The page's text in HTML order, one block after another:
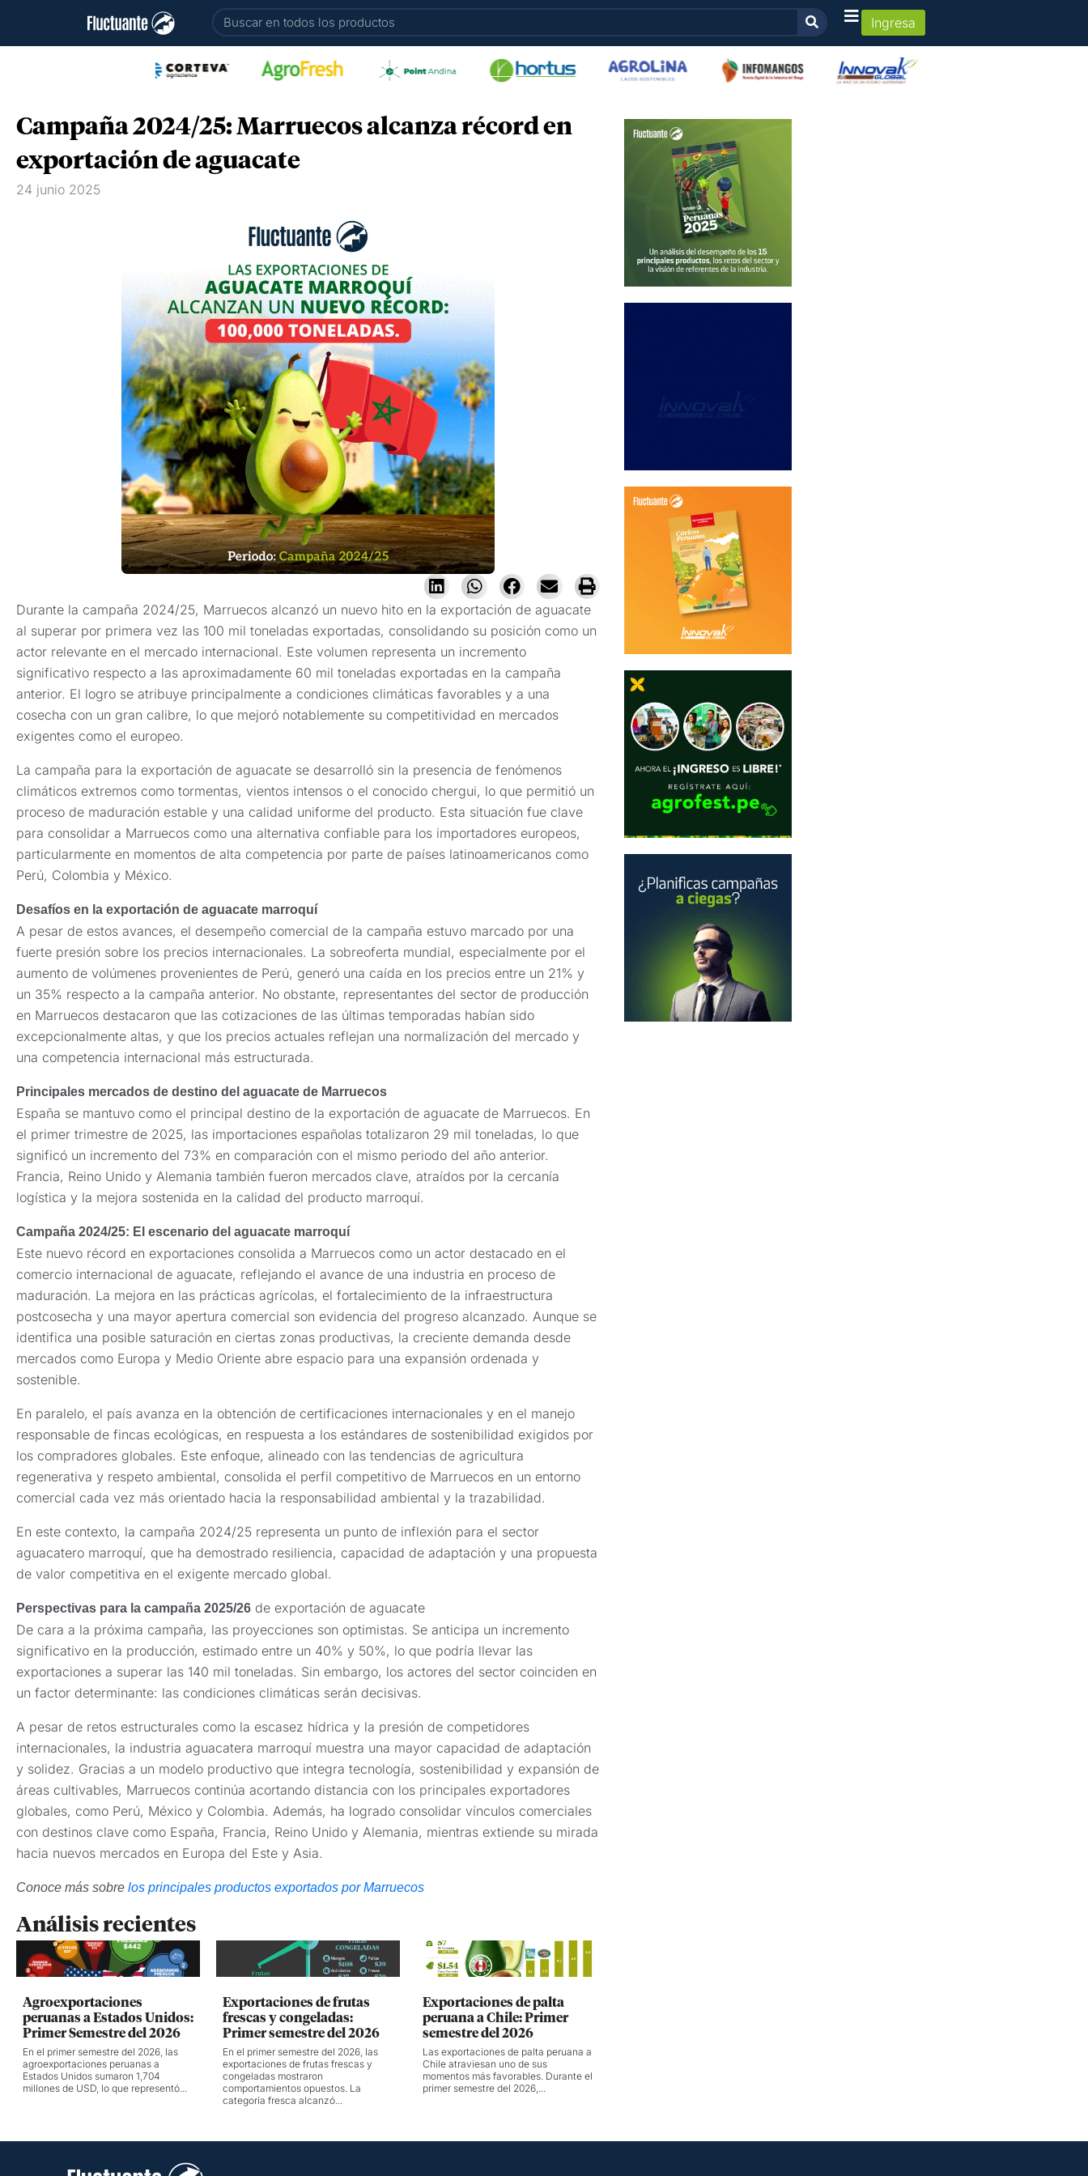
Buscar Ingresa
Campaña 2024/25: Marruecos alcanza récord en
exportación de aguacate
24 junio 2025
Durante la campaña 2024/25, Marruecos alcanzó un nuevo hito en la exportación de aguacate
al superar por primera vez las 100 mil toneladas exportadas, consolidando su posición como un
actor relevante en el mercado internacional. Este volumen representa un incremento
significativo respecto a las aproximadamente 60 mil toneladas exportadas en la campaña
anterior. El logro se atribuye principalmente a condiciones climáticas favorables y a una
cosecha con un gran calibre, lo que mejoró notablemente su competitividad en mercados
exigentes como el europeo.
La campaña para la exportación de aguacate se desarrolló sin la presencia de fenómenos
climáticos extremos como tormentas, vientos intensos o el conocido chergui, lo que permitió un
proceso de maduración estable y una calidad uniforme del producto. Esta situación fue clave
para consolidar a Marruecos como una alternativa confiable para los importadores europeos,
particularmente en momentos de alta competencia por parte de países latinoamericanos como
Perú, Colombia y México.
Desafíos en la exportación de aguacate marroquí
A pesar de estos avances, el desempeño comercial de la campaña estuvo marcado por una
fuerte presión sobre los precios internacionales. La sobreoferta mundial, especialmente por el
aumento de volúmenes provenientes de Perú, generó una caída en los precios entre un 21% y
un 35% respecto a la campaña anterior. No obstante, representantes del sector de producción
en Marruecos destacaron que las cotizaciones de las últimas temporadas habían sido
excepcionalmente altas, y que los precios actuales reflejan una normalización del mercado y
una competencia internacional más estructurada.
Principales mercados de destino del aguacate de Marruecos
España se mantuvo como el principal destino de la exportación de aguacate de Marruecos. En
el primer trimestre de 2025, las importaciones españolas totalizaron 29 mil toneladas, lo que
significó un incremento del 73% en comparación con el mismo periodo del año anterior.
Francia, Reino Unido y Alemania también fueron mercados clave, atraídos por la cercanía
logística y la mejora sostenida en la calidad del producto marroquí.
Campaña 2024/25: El escenario del aguacate marroquí
Este nuevo récord en exportaciones consolida a Marruecos como un actor destacado en el
comercio internacional de aguacate, reflejando el avance de una industria en proceso de
maduración. La mejora en las prácticas agrícolas, el fortalecimiento de la infraestructura
postcosecha y una mayor apertura comercial son evidencia del progreso alcanzado. Aunque se
identifica una posible saturación en ciertas zonas productivas, la creciente demanda desde
mercados como Europa y Medio Oriente abre espacio para una expansión ordenada y
sostenible.
En paralelo, el país avanza en la obtención de certificaciones internacionales y en el manejo
responsable de fincas ecológicas, en respuesta a los estándares de sostenibilidad exigidos por
los compradores globales. Este enfoque, alineado con las tendencias de agricultura
regenerativa y respeto ambiental, consolida el perfil competitivo de Marruecos en un entorno
comercial cada vez más orientado hacia la responsabilidad ambiental y la trazabilidad.
En este contexto, la campaña 2024/25 representa un punto de inflexión para el sector
aguacatero marroquí, que ha demostrado resiliencia, capacidad de adaptación y una propuesta
de valor competitiva en el exigente mercado global.
Perspectivas para la campaña 2025/26 de exportación de aguacate
De cara a la próxima campaña, las proyecciones son optimistas. Se anticipa un incremento
significativo en la producción, estimado entre un 40% y 50%, lo que podría llevar las
exportaciones a superar las 140 mil toneladas. Sin embargo, los actores del sector coinciden en
un factor determinante: las condiciones climáticas serán decisivas.
A pesar de retos estructurales como la escasez hídrica y la presión de competidores
internacionales, la industria aguacatera marroquí muestra una mayor capacidad de adaptación
y solidez. Gracias a un modelo productivo que integra tecnología, sostenibilidad y expansión de
áreas cultivables, Marruecos continúa acortando distancia con los principales exportadores
globales, como Perú, México y Colombia. Además, ha logrado consolidar vínculos comerciales
con destinos clave como España, Francia, Reino Unido y Alemania, mientras extiende su mirada
hacia nuevos mercados en Europa del Este y Asia.
Conoce más sobre los principales productos exportados por Marruecos
Análisis recientes
Agroexportaciones
peruanas a Estados Unidos:
Primer Semestre del 2026
En el primer semestre del 2026, las
agroexportaciones peruanas a
Estados Unidos sumaron 1,704
millones de USD, lo que representó...
Exportaciones de frutas
frescas y congeladas:
Primer semestre del 2026
En el primer semestre del 2026, las
exportaciones de frutas frescas y
congeladas mostraron
comportamientos opuestos. La
categoría fresca alcanzó...
Exportaciones de palta
peruana a Chile: Primer
semestre del 2026
Las exportaciones de palta peruana a
Chile atraviesan uno de sus
momentos más favorables. Durante el
primer semestre del 2026,...